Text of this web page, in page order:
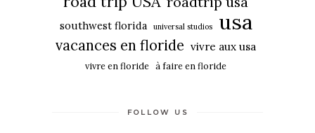
southwest florida universal studios usa
vacances en floride vivre aux usa
vivre en floride à faire en floride
FOLLOW US